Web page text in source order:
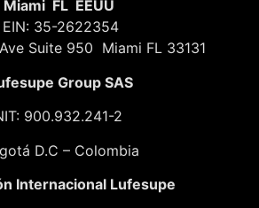
Miami FL EEUU
EIN: 35-2622354
Suite 950 Miami FL 33131
Group SAS
900.932.241-2
D.C – Colombia
Internacional Lufesupe